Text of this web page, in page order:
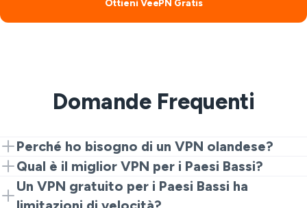
Ottieni VeePN Gratis
Domande Frequenti
Perché ho bisogno di un VPN olandese?
Se vuoi accedere a contenuti locali come NLZIET,
NPO Start o Videoland, un VPN per i Paesi Bassi è un
must. Protegge la tua sicurezza online e ti permette di
Qual è il miglior VPN per i Paesi Bassi?
Il miglior VPN per i Paesi Bassi dovrebbe includere
crittografia forte, velocità elevate e un'interfaccia
Un VPN gratuito per i Paesi Bassi ha